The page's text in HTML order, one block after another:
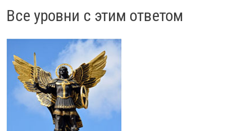
Все уровни с этим ответом